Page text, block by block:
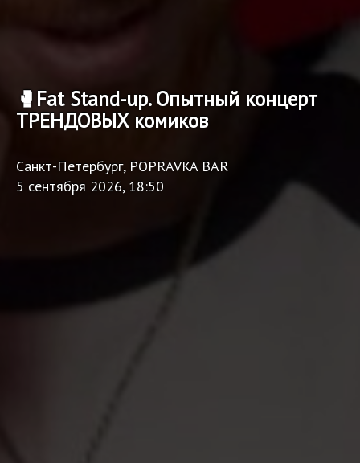
🥊Fat Stand-up. Опытный концерт
ТРЕНДОВЫХ комиков
Санкт-Петербург, POPRAVKA BAR
5 сентября 2026, 18:50